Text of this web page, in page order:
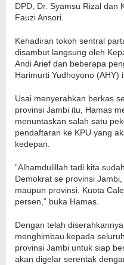
DPD, Dr. Syamsu Rizal dan
Fauzi Ansori.
Kehadiran tokoh sentral
disambut langsung oleh
Andi Arief dan beberapa
Harimurti Yudhoyono (AHY)
Usai menyerahkan berkas
provinsi Jambi itu, Hamas
menuntaskan salah satu
pendaftaran ke KPU yang
kedepan.
“Alhamdulillah tadi kita
Demokrat se provinsi
maupun provinsi. Kuota
persen,” buka Hamas.
Dengan telah
menghimbau kepada
provinsi Jambi untuk siap
akan digelar serentak